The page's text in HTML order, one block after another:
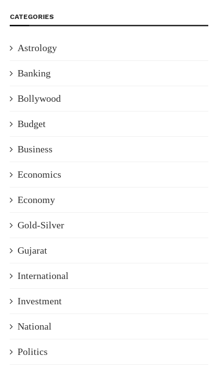
CATEGORIES
Astrology
Banking
Bollywood
Budget
Business
Economics
Economy
Gold-Silver
Gujarat
International
Investment
National
Politics